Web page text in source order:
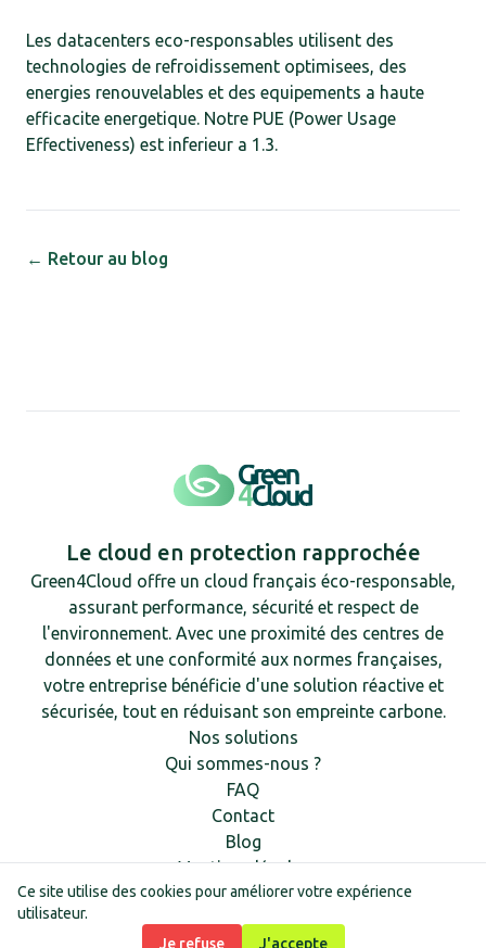
Les datacenters eco-responsables utilisent des
technologies de refroidissement optimisees, des
energies renouvelables et des equipements a haute
efficacite energetique. Notre PUE (Power Usage
Effectiveness) est inferieur a 1.3.
← Retour au blog
Le cloud en protection rapprochée
Green4Cloud offre un cloud français éco-responsable,
assurant performance, sécurité et respect de
l'environnement. Avec une proximité des centres de
données et une conformité aux normes françaises,
votre entreprise bénéficie d'une solution réactive et
sécurisée, tout en réduisant son empreinte carbone.
Nos solutions
Qui sommes-nous ?
FAQ
Contact
Blog
Mentions légales
Ce site utilise des cookies pour améliorer votre expérience
utilisateur.
Je refuse
J'accepte